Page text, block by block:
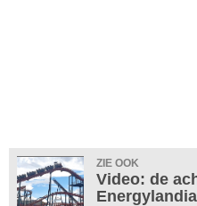
ZIE OOK
Video: de